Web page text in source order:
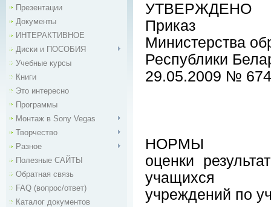
Презентации
Документы
ИНТЕРАКТИВНОЕ
Диски и ПОСОБИЯ
Учебные курсы
Книги
Это интересно
Программы
Монтаж в Sony Vegas
Творчество
Разное
Полезные САЙТЫ
Обратная связь
FAQ (вопрос/ответ)
Каталог документов
УТВЕРЖДЕНО
Приказ
Министерства
Республики
29.05.2009 № 674
НОРМЫ
оценки
учащихся
учреждений по